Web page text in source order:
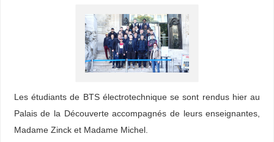
Les étudiants de BTS électrotechnique se sont rendus hier au
Palais de la Découverte accompagnés de leurs enseignantes,
Madame Zinck et Madame Michel.